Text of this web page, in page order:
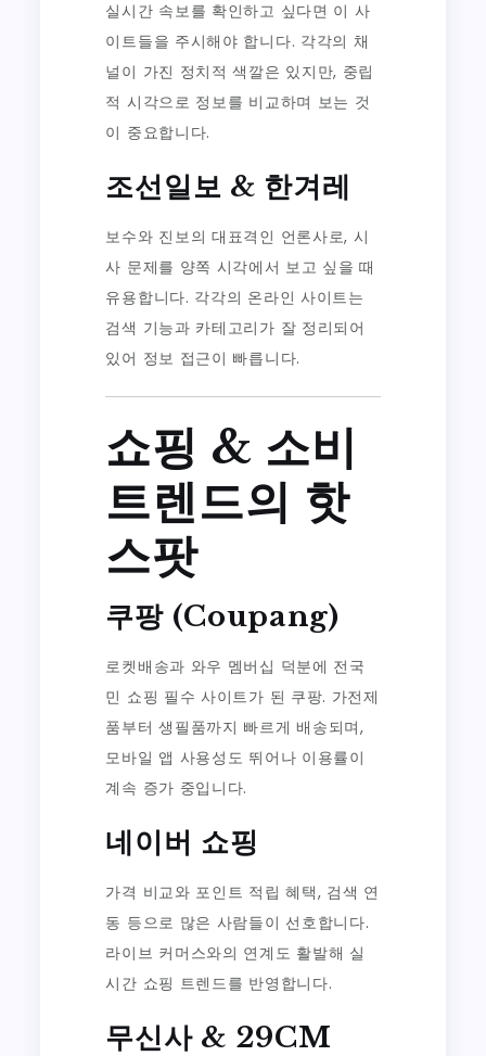
실시간 속보를 확인하고 싶다면 이 사
이트들을 주시해야 합니다. 각각의 채
널이 가진 정치적 색깔은 있지만, 중립
적 시각으로 정보를 비교하며 보는 것
이 중요합니다.
조선일보 & 한겨레
보수와 진보의 대표격인 언론사로, 시
사 문제를 양쪽 시각에서 보고 싶을 때
유용합니다. 각각의 온라인 사이트는
검색 기능과 카테고리가 잘 정리되어
있어 정보 접근이 빠릅니다.
쇼핑 & 소비
트렌드의 핫
스팟
쿠팡 (Coupang)
로켓배송과 와우 멤버십 덕분에 전국
민 쇼핑 필수 사이트가 된 쿠팡. 가전제
품부터 생필품까지 빠르게 배송되며,
모바일 앱 사용성도 뛰어나 이용률이
계속 증가 중입니다.
네이버 쇼핑
가격 비교와 포인트 적립 혜택, 검색 연
동 등으로 많은 사람들이 선호합니다.
라이브 커머스와의 연계도 활발해 실
시간 쇼핑 트렌드를 반영합니다.
무신사 & 29CM